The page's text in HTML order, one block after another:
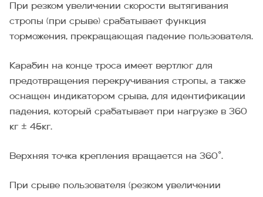
При резком увеличении скорости вытягивания
стропы (при срыве) срабатывает функция
торможения, прекращающая падение пользователя.
Карабин на конце троса имеет вертлюг для
предотвращения перекручивания стропы, а также
оснащен индикатором срыва, для идентификации
падения, который срабатывает при нагрузке в 360
кг ± 45кг.
Верхняя точка крепления вращается на 360˚.
При срыве пользователя (резком увеличении